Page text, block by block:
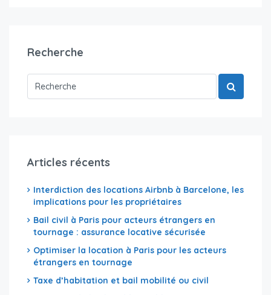
Recherche
Articles récents
Interdiction des locations Airbnb à Barcelone, les
implications pour les propriétaires
Bail civil à Paris pour acteurs étrangers en
tournage : assurance locative sécurisée
Optimiser la location à Paris pour les acteurs
étrangers en tournage
Taxe d’habitation et bail mobilité ou civil